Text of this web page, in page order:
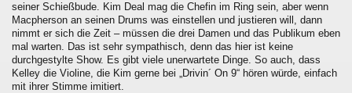
seiner Schießbude. Kim Deal mag die Chefin im Ring sein, aber wenn
Macpherson an seinen Drums was einstellen und justieren will, dann
nimmt er sich die Zeit – müssen die drei Damen und das Publikum eben
mal warten. Das ist sehr sympathisch, denn das hier ist keine
durchgestylte Show. Es gibt viele unerwartete Dinge. So auch, dass
Kelley die Violine, die Kim gerne bei „Drivin´ On 9“ hören würde, einfach
mit ihrer Stimme imitiert.